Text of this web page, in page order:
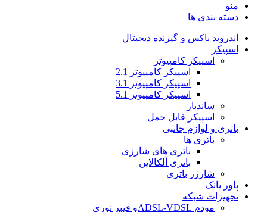
منو
دسته بندی ها
اندروید باکس و گیرنده دیجیتال
اسپیکر
اسپیکر کامپیوتر
اسپیکر کامپیوتر 2.1
اسپیکر کامپیوتر 3.1
اسپیکر کامپیوتر 5.1
ساندبار
اسپیکر قابل حمل
باتری و لوازم جانبی
باتری ها
باتری های شارژی
باتری آلکالاین
شارژر باتری
پاور بانک
تجهیزات شبکه
مودم ADSL-VDSLو فیبر نوری